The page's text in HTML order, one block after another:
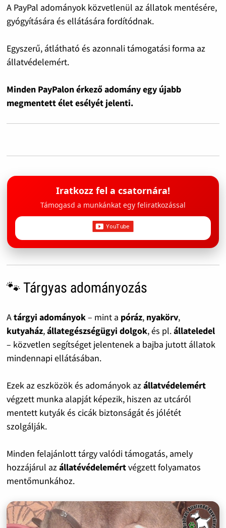
A PayPal adományok közvetlenül az állatok mentésére,
gyógyítására és ellátására fordítódnak.
Egyszerű, átlátható és azonnali támogatási forma az
állatvédelemért.
Minden PayPalon érkező adomány egy újabb
megmentett élet esélyét jelenti.
Iratkozz fel a csatornára!
Támogasd a munkánkat egy feliratkozással
🐾 Tárgyas adományozás
Atárgyi adományok– mint a póráz, nyakörv,
kutyaház,állategészségügyi dolgok, és pl.állateledel
– közvetlen segítséget jelentenek a bajba jutott állatok
mindennapi ellátásában.
Ezek az eszközök és adományok azállatvédelemért
végzett munka alapját képezik, hiszen az utcáról
mentett kutyák és cicák biztonságát és jólétét
szolgálják.
Minden felajánlott tárgy valódi támogatás, amely
hozzájárul azállatévédelemértvégzett folyamatos
mentőmunkához.